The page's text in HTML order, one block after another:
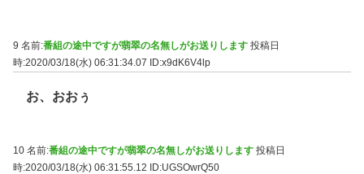
9 名前:番組の途中ですが翡翠の名無しがお送りします 投稿日
時:2020/03/18(水) 06:31:34.07
ID:x9dK6V4lp
お、おおぅ
10 名前:番組の途中ですが翡翠の名無しがお送りします 投稿日
時:2020/03/18(水) 06:31:55.12 ID:UGSOwrQ50